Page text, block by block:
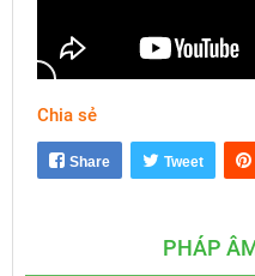
Chia sẻ
Share Tweet
PHÁP